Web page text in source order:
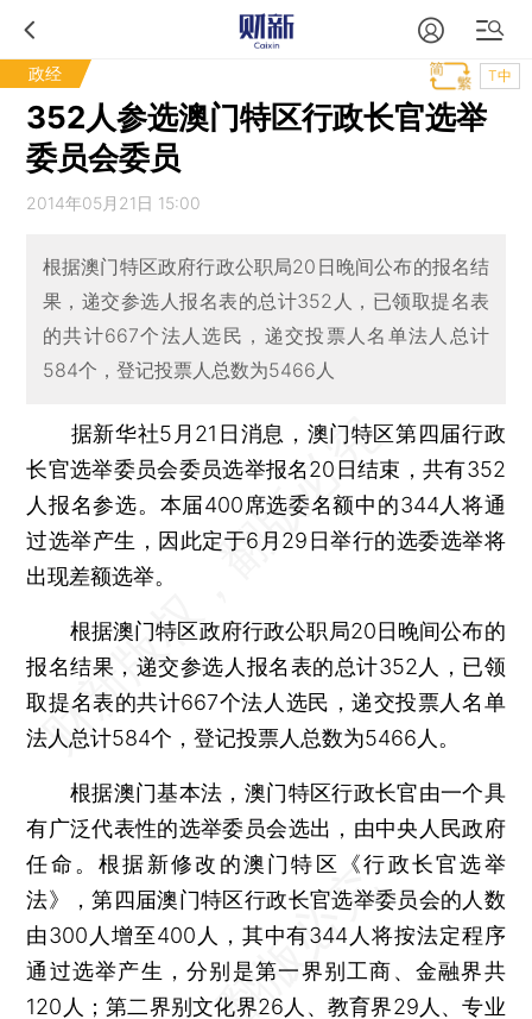
政经 T中
352人参选澳门特区行政长官选举
委员会委员
2014年05月21日 15:00
根据澳门特区政府行政公职局20日晚间公布的报名结
果，递交参选人报名表的总计352人，已领取提名表
的共计667个法人选民，递交投票人名单法人总计
584个，登记投票人总数为5466人
据新华社5月21日消息，澳门特区第四届行政
长官选举委员会委员选举报名20日结束，共有352
人报名参选。本届400席选委名额中的344人将通
过选举产生，因此定于6月29日举行的选委选举将
出现差额选举。
根据澳门特区政府行政公职局20日晚间公布的
报名结果，递交参选人报名表的总计352人，已领
取提名表的共计667个法人选民，递交投票人名单
法人总计584个，登记投票人总数为5466人。
根据澳门基本法，澳门特区行政长官由一个具
有广泛代表性的选举委员会选出，由中央人民政府
任命。根据新修改的澳门特区《行政长官选举
法》，第四届澳门特区行政长官选举委员会的人数
由300人增至400人，其中有344人将按法定程序
通过选举产生，分别是第一界别工商、金融界共
120人；第二界别文化界26人、教育界29人、专业